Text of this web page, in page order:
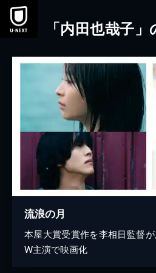
本文へスキップ
「内田也哉子
流浪の月
本屋大賞受賞作を李相日監督
W主演で映画化